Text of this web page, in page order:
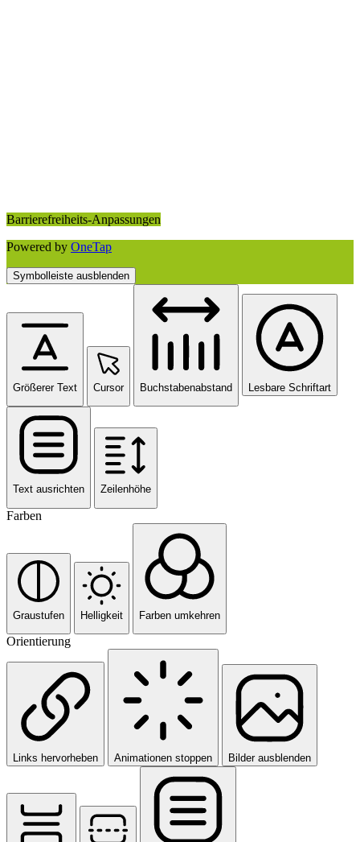
Barrierefreiheits-Anpassungen
Powered by OneTap
Symbolleiste ausblenden
Größerer Text Cursor Buchstabenabstand Lesbare Schriftart
Text ausrichten Zeilenhöhe
Farben
Graustufen Helligkeit Farben umkehren
Orientierung
Links hervorheben Animationen stoppen Bilder ausblenden